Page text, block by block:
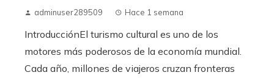
adminuser289509 Hace 1 semana
IntroducciónEl turismo cultural es uno de los
motores más poderosos de la economía mundial.
Cada año, millones de viajeros cruzan fronteras